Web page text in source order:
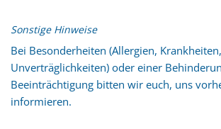
Sonstige Hinweise
Bei Besonderheiten (Allergien, Krankheiten,
Unverträglichkeiten) oder einer
Beeinträchtigung bitten wir euch, uns
informieren.